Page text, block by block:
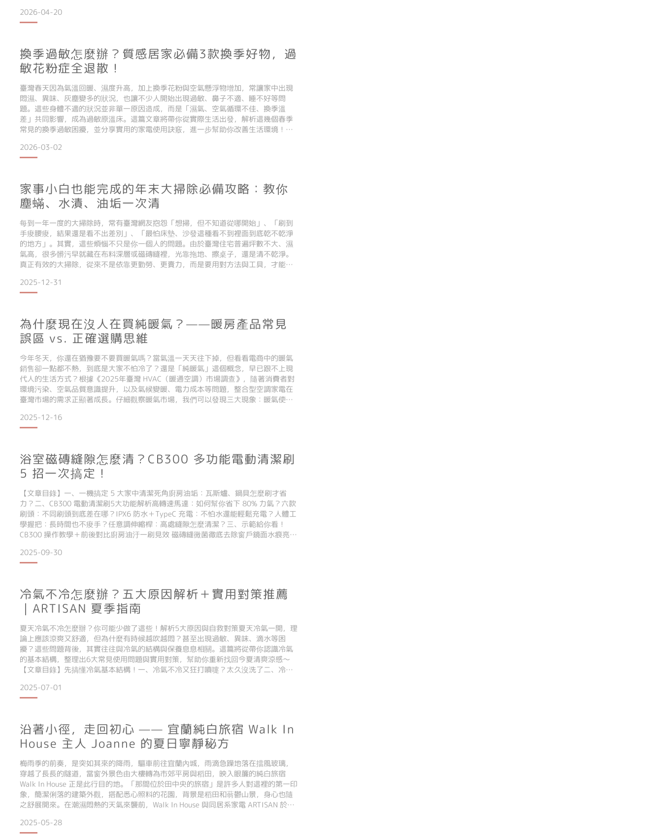
建電池供電、無電線束縛為最大特色，在不插
2026-04-20
換季過敏怎麼辦？質感居家必備3款換季好物，過
敏花粉症全退散！
臺灣春天因為氣溫回暖、濕度升高，加上換季花粉與空氣懸浮物增加，常讓家中出現
悶濕、異味、灰塵變多的狀況，也讓不少人開始出現過敏、鼻子不適、睡不好等問
題。這些身體不適的狀況並非單一原因造成，而是「濕氣、空氣循環不佳、換季溫
差」共同影響，成為過敏原溫床。這篇文章將帶你從實際生活出發，解析這幾個春季
常見的換季過敏困擾，並分享實用的家電使用訣竅，進一步幫助你改善生活環境！春
清潔機消滅過敏原春季是台灣一年中濕度變化最大的季節之一
2026-03-02
家事小白也能完成的年末大掃除必備攻略：教你
塵蟎、水漬、油垢一次清
每到一年一度的大掃除時，常有臺灣網友抱怨「想掃，但不知道從哪開始」、「刷到
手痠腰痠，結果還是看不出差別」、「最怕床墊、沙發這種看不到裡面到底乾不乾淨
的地方」。其實，這些煩惱不只是你一個人的問題。由於臺灣住宅普遍坪數不大、濕
氣高，很多髒污早就藏在布料深層或磁磚縫裡，光靠拖地、擦桌子，還是清不乾淨。
真正有效的大掃除，從來不是依靠更勤勞、更賣力，而是要用對方法與工具，才能讓
的年末大掃除攻略，帶你一步步把這些惱人髒污通通清乾淨。【
2025-12-31
為什麼現在沒人在買純暖氣？——暖房產品常見
誤區 vs. 正確選購思維
今年冬天，你還在猶豫要不要買暖氣嗎？當氣溫一天天往下掉，但看看電商中的暖氣
銷售卻一點都不熱，到底是大家不怕冷了？還是「純暖氣」這個概念，早已跟不上現
代人的生活方式？根據《2025年臺灣 HVAC（暖通空調）市場調查》，隨著消費者對
環境污染、空氣品質意識提升，以及氣候變暖、電力成本等問題，整合型空調家電在
臺灣市場的需求正顯著成長。仔細觀察暖氣市場，我們可以發現三大現象：暖氣使用
場調查也指出，現在能同時提供潔淨空氣和降低能耗的
2025-12-16
浴室磁磚縫隙怎麼清？CB300 多功能電動清潔刷
5 招一次搞定！
【文章目錄】一、一機搞定 5 大家中清潔死角廚房油垢：瓦斯爐、鍋具怎麼刷才省
力？二、CB300 電動清潔刷5大功能解析高轉速馬達：如何幫你省下 80% 力氣？六款
刷頭：不同刷頭到底差在哪？IPX6 防水＋TypeC 充電：不怕水還能輕鬆充電？人體工
學握把：長時間也不痠手？任意調伸縮桿：高處縫隙怎麼清潔？三、示範給你看！
CB300 操作教學＋前後對比廚房油汙一刷見效 磁磚縫黴菌徹底去除窗戶鏡面水痕亮晶
由五、CB300
2025-09-30
冷氣不冷怎麼辦？五大原因解析＋實用對策推薦
｜ARTISAN 夏季指南
夏天冷氣不冷怎麼辦？你可能少做了這些！解析5大原因與自救對策夏天冷氣一開，理
論上應該涼爽又舒適，但為什麼有時候越吹越悶？甚至出現過敏、異味、滴水等困
擾？這些問題背後，其實往往與冷氣的結構與保養息息相關。這篇將從帶你認識冷氣
的基本結構，整理出6大常見使用問題與實用對策，幫助你重新找回今夏清爽涼感～
【文章目錄】先搞懂冷氣基本結構！一、冷氣不冷又狂打噴嚏？太久沒洗了二、冷氣
四、冷氣開很久都無法降溫？其實是濕度問題五、清潔過後還是不
2025-07-01
沿著小徑，走回初心 —— 宜蘭純白旅宿 Walk In
House 主人 Joanne 的夏日寧靜秘方
梅雨季的前奏，是突如其來的降雨，驅車前往宜蘭內城，雨滴急躁地落在擋風玻璃，
穿越了長長的隧道，當窗外景色由大樓轉為市郊平房與稻田，映入眼簾的純白旅宿
Walk In House 正是此行目的地。「那間位於田中央的旅宿」是許多人對這裡的第一印
象，簡潔俐落的建築外觀，搭配悉心照料的花園，背景是稻田和蓊鬱山景，身心也隨
之舒展開來。在潮濕悶熱的天氣來襲前，Walk In House 與同居系家電 ARTISAN 於今
全新家
2025-05-28